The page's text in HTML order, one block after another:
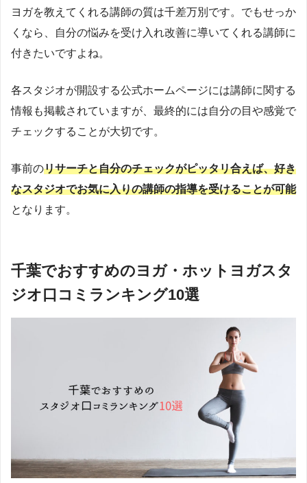
ヨガを教えてくれる講師の質は千差万別です。でもせっか
くなら、自分の悩みを受け入れ改善に導いてくれる講師に
付きたいですよね。
各スタジオが開設する公式ホームページには講師に関する
情報も掲載されていますが、最終的には自分の目や感覚で
チェックすることが大切です。
事前のリサーチと自分のチェックがピッタリ合えば、好き
なスタジオでお気に入りの講師の指導を受けることが可能
となります。
千葉でおすすめのヨガ・ホットヨガスタ
ジオ口コミランキング10選